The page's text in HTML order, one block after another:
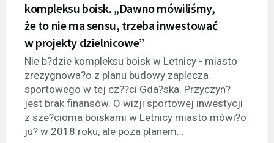
kompleksu boisk. „Dawno mówiliśmy,
że to nie ma sensu, trzeba inwestować
w projekty dzielnicowe”
Nie b?dzie kompleksu boisk w Letnicy - miasto
zrezygnowa?o z planu budowy zaplecza
sportowego w tej cz??ci Gda?ska. Przyczyn?
jest brak finansów. O wizji sportowej inwestycji
z sze?cioma boiskami w Letnicy miasto mówi?o
ju? w 2018 roku, ale poza planem...